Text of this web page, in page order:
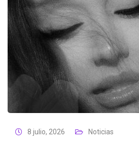
8 julio, 2026 Noticias